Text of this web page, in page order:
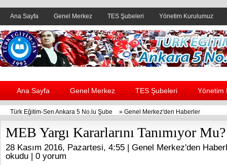
Ana Sayfa Genel Merkez TES Şubeleri Yönetim Kurulumuz
Header yanı reklam alanı
Ana Sayfa Genel Merkez TES Şubeleri Yönetim
Türk Eğitim-Sen Ankara 5 No.lu Şube » Genel Merkez'den Haberler
MEB Yargı Kararlarını Tanımıyor Mu?
28 Kasım 2016, Pazartesi, 4:55 | Genel Merkez'den
okudu | 0 yorum